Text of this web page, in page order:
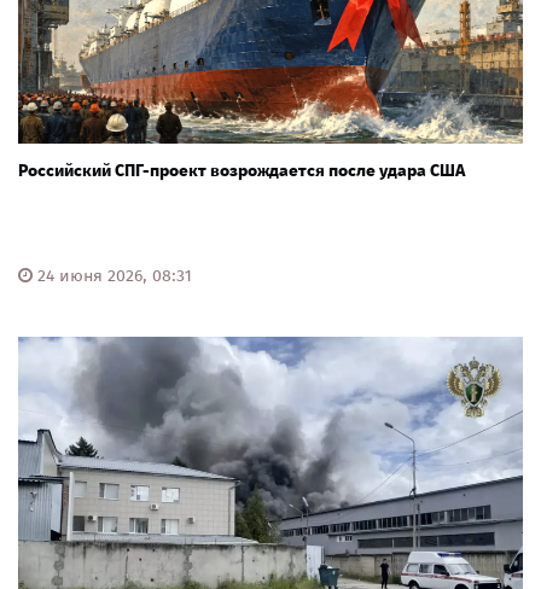
Российский СПГ-проект возрождается после удара США
24 июня 2026, 08:31